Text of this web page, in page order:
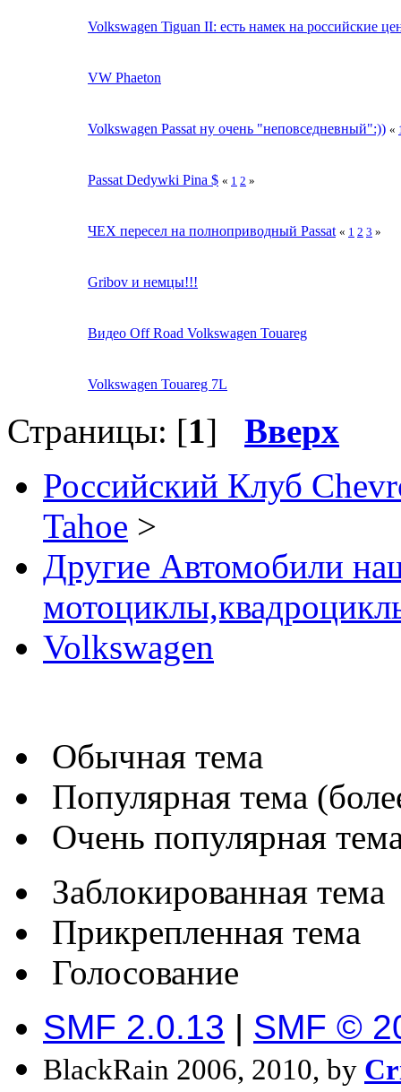
Volkswagen Tiguan II: есть намек на российские
VW Phaeton
Volkswagen Passat ну очень "неповседневный":)) «
Passat Dedywki Pina $ « 1 2 »
ЧЕХ пересел на полноприводный Passat « 1 2 3 »
Gribov и немцы!!!
Видео Off Road Volkswagen Touareg
Volkswagen Touareg 7L
Страницы: [1] Вверх
Российский Клуб
Tahoe >
Другие Автомобили
Volkswagen
Обычная тема
Популярная тема
Очень популярная
Заблокированная тема
Прикрепленная тема
Голосование
SMF 2.0.13 | SMF ©
BlackRain 2006, 2010, by